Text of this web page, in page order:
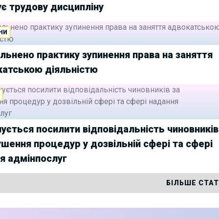
трудову дисципліну
практику зупинення права на заняття
діяльністю
посилити відповідальність чиновників
процедур у дозвільній сфері та сфері
адмінпослуг
БІЛЬШЕ